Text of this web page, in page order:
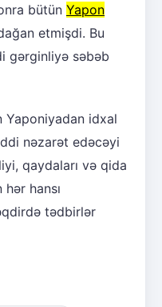
bütün Yapon
etmişdi. Bu
gərginliyə səbəb
Yaponiyadan idxal
nəzarət edəcəyi
qaydaları və qida
hansı
tədbirlər